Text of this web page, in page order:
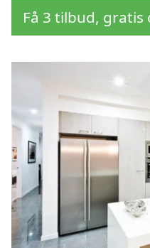
Få 3 tilbud,